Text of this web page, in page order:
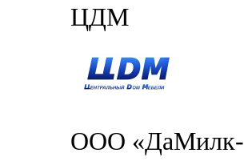
ЦДМ
ООО «ДаМилк-